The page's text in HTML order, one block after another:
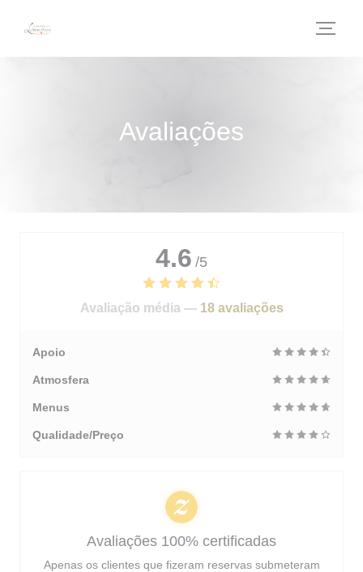
Avaliações
4.6 /5
Avaliação média — 18 avaliações
Apoio
Atmosfera
Menus
Qualidade/Preço
Avaliações 100% certificadas
Apenas os clientes que fizeram reservas submeteram